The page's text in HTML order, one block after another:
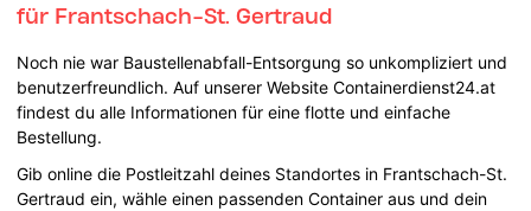
für Frantschach-St. Gertraud
Noch nie war Baustellenabfall-Entsorgung so unkompliziert und
benutzerfreundlich. Auf unserer Website Containerdienst24.at
findest du alle Informationen für eine flotte und einfache
Bestellung.
Gib online die Postleitzahl deines Standortes in Frantschach-St.
Gertraud ein, wähle einen passenden Container aus und dein